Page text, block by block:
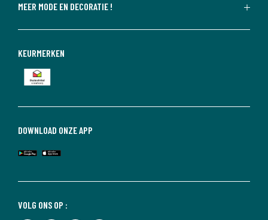
MEER MODE EN DECORATIE !
VOLG ONS OP :
DOWNLOAD ONZE APP
KEURMERKEN